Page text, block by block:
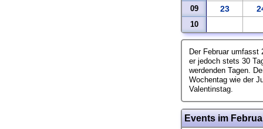
09 23
10
Der Februar
er jedoch stets 30
werdenden Tagen.
Wochentag wie der
Valentinstag.
Events im